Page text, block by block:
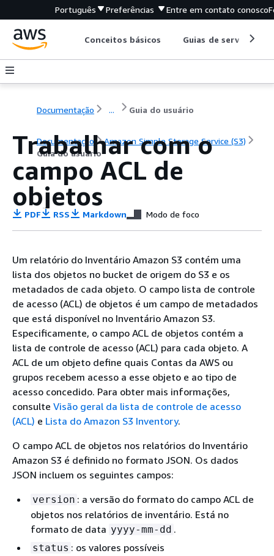
Português Preferências Entre em contato conosco
Conceitos básicos Guias de serviço
Documentação ... Guia do usuário
Documentação
Amazon Simple Storage Service (S3)
Guia do usuário
Trabalhar com o
campo ACL de
objetos
PDF RSS Markdown Modo de foco
Um relatório do Inventário Amazon S3 contém uma
lista dos objetos no bucket de origem do S3 e os
metadados de cada objeto. O campo lista de controle
de acesso (ACL) de objetos é um campo de metadados
que está disponível no Inventário Amazon S3.
Especificamente, o campo ACL de objetos contém a
lista de controle de acesso (ACL) para cada objeto. A
ACL de um objeto define quais Contas da AWS ou
grupos recebem acesso a esse objeto e ao tipo de
acesso concedido. Para obter mais informações,
consulte Visão geral da lista de controle de acesso
(ACL) e Lista do Amazon S3 Inventory.
O campo ACL de objetos nos relatórios do Inventário
Amazon S3 é definido no formato JSON. Os dados
JSON incluem os seguintes campos:
version : a versão do formato do campo ACL de
objetos nos relatórios de inventário. Está no
formato de data yyyy-mm-dd .
status : os valores possíveis